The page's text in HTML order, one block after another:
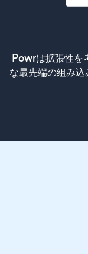
Powrは拡張性を
な最先端の組み